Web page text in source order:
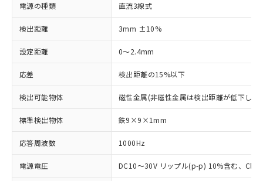
電源の種類 直流3線式
検出距離 3mm ±10%
設定距離 0～2.4mm
応差 検出距離の15%以下
検出可能物体 磁性金属(非磁性金属は検出距離が低下しま
標準検出物体 鉄9×9×1mm
応答周波数 1000Hz
電源電圧 DC10～30V リップル(p-p) 10%含む、